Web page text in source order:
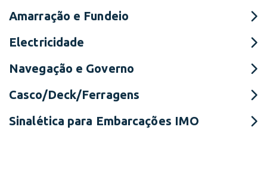
Amarração e Fundeio
Electricidade
Navegação e Governo
Casco/Deck/Ferragens
Sinalética para Embarcações IMO